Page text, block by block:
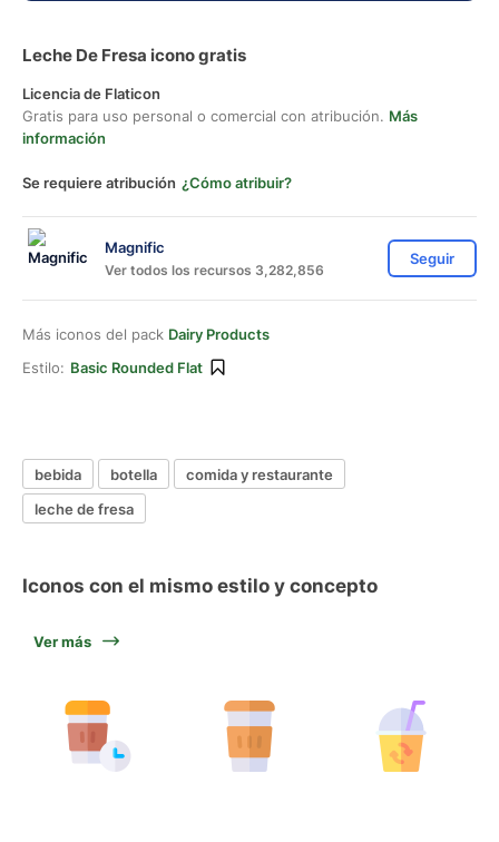
Leche De Fresa icono gratis
Licencia de Flaticon
Gratis para uso personal o comercial con atribución. Más
información
Se requiere atribución ¿Cómo atribuir?
Magnific
Ver todos los recursos 3,282,856
Seguir
Más iconos del pack Dairy Products
Estilo: Basic Rounded Flat
bebida botella
comida y restaurante
leche de fresa
Iconos con el mismo estilo y concepto
Ver más